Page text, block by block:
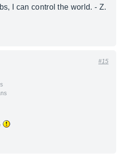
I can control the world. - Z.
#15